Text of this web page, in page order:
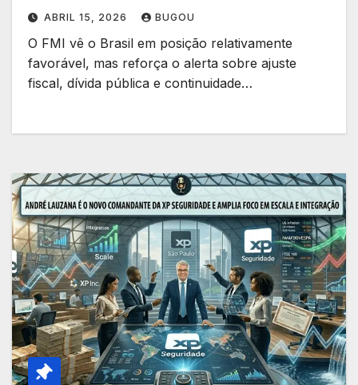
ABRIL 15, 2026 BUGOU
O FMI vê o Brasil em posição relativamente
favorável, mas reforça o alerta sobre ajuste
fiscal, dívida pública e continuidade…